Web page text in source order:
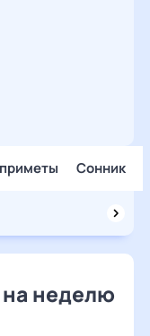
Сонник
на неделю